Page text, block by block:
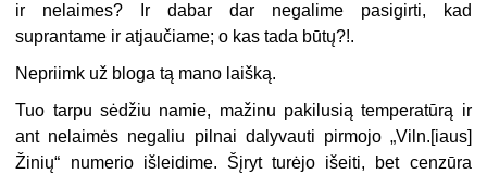
ir nelaimes? Ir dabar dar negalime pasigirti, kad
suprantame ir atjaučiame; o kas tada būtų?!.
Nepriimk už bloga tą mano laišką.
Tuo tarpu sėdžiu namie, mažinu pakilusią temperatūrą ir
ant nelaimės negaliu pilnai dalyvauti pirmojo „Viln.[iaus]
Žinių“ numerio išleidime. Šįryt turėjo išeiti, bet cenzūra